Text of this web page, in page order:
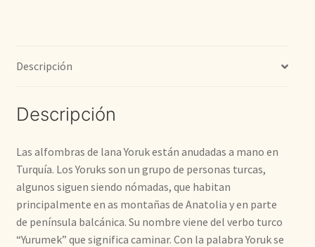
Descripción
Descripción
Las alfombras de lana Yoruk están anudadas a mano en
Turquía. Los Yoruks son un grupo de personas turcas,
algunos siguen siendo nómadas, que habitan
principalmente en as montañas de Anatolia y en parte
de península balcánica. Su nombre viene del verbo turco
“Yurumek” que significa caminar. Con la palabra Yoruk se